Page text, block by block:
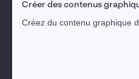
Créer des contenus
Créez du contenu graphique